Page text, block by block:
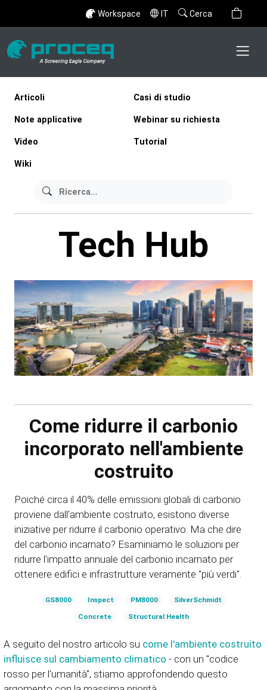
Workspace IT Cerca
Articoli Casi di studio
Note applicative Webinar su richiesta
Video Tutorial
Wiki
Tech Hub
Come ridurre il carbonio
incorporato nell'ambiente
costruito
Poiché circa il 40% delle emissioni globali di carbonio
proviene dall'ambiente costruito, esistono diverse
iniziative per ridurre il carbonio operativo. Ma che dire
del carbonio incarnato? Esaminiamo le soluzioni per
ridurre l'impatto annuale del carbonio incarnato per
ottenere edifici e infrastrutture veramente "più verdi".
GS8000 Inspect PM8000 SilverSchmidt
Concrete Structural Health
A seguito del nostro articolo su come l'ambiente costruito
influisce sul cambiamento climatico - con un "codice
rosso per l'umanità", stiamo approfondendo questo